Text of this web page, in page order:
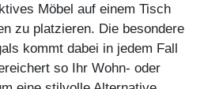
Möbel auf einem Tisch
zu platzieren. Die besondere
kommt dabei in jedem Fall
so Ihr Wohn- oder